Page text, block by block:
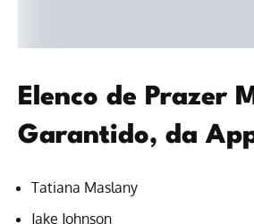
Elenco de Prazer
Garantido, da
Tatiana Maslany
Jake Johnson